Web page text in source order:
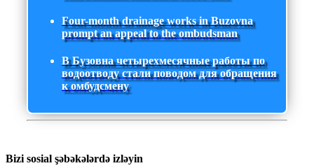
Four-month drainage works in Buzovna
prompt an appeal to the ombudsman
В Бузовна четырехмесячные работы по
водоотводу стали поводом для обращения
к омбудсмену
Bizi sosial şəbəkələrdə izləyin